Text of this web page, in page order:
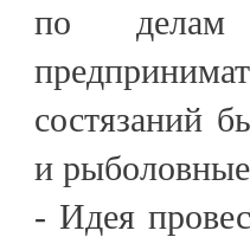
по
состязаний
и
- Идея